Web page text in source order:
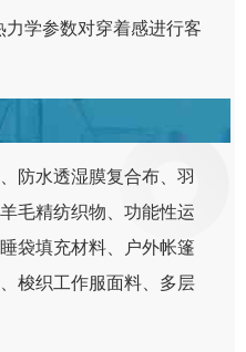
力学参数对穿着感进行客
防水透湿膜复合布、羽
毛精纺织物、功能性运
袋填充材料、户外帐篷
梭织工作服面料、多层